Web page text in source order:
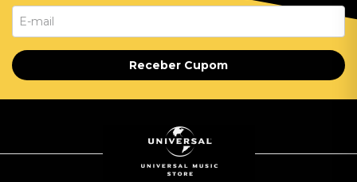
Receber Cupom